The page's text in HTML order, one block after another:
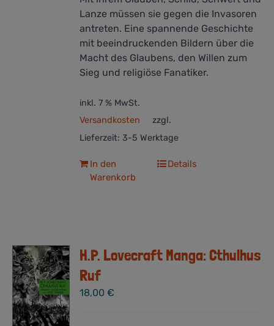
Lanze müssen sie gegen die Invasoren
antreten. Eine spannende Geschichte
mit beeindruckenden Bildern über die
Macht des Glaubens, den Willen zum
Sieg und religiöse Fanatiker.
inkl. 7 % MwSt.
zzgl.
Versandkosten
Lieferzeit: 3-5 Werktage
In den
Warenkorb
Details
H.P. Lovecraft Manga: Cthulhus
Ruf
18,00€